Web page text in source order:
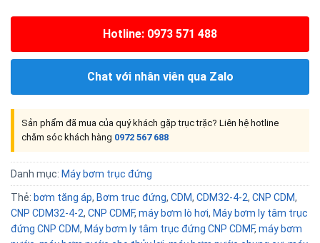
Hotline: 0973 571 488
Chat với nhân viên qua Zalo
Sản phẩm đã mua của quý khách gặp trục trặc? Liên hệ hotline
chăm sóc khách hàng 0972 567 688
Danh mục: Máy bơm trục đứng
Thẻ: bơm tăng áp, Bơm trục đứng, CDM, CDM32-4-2, CNP CDM,
CNP CDM32-4-2, CNP CDMF, máy bơm lò hơi, Máy bơm ly tâm trục
đứng CNP CDM, Máy bơm ly tâm trục đứng CNP CDMF, máy bơm